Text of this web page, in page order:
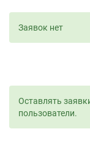
Заявок нет
Оставлять
пользователи.